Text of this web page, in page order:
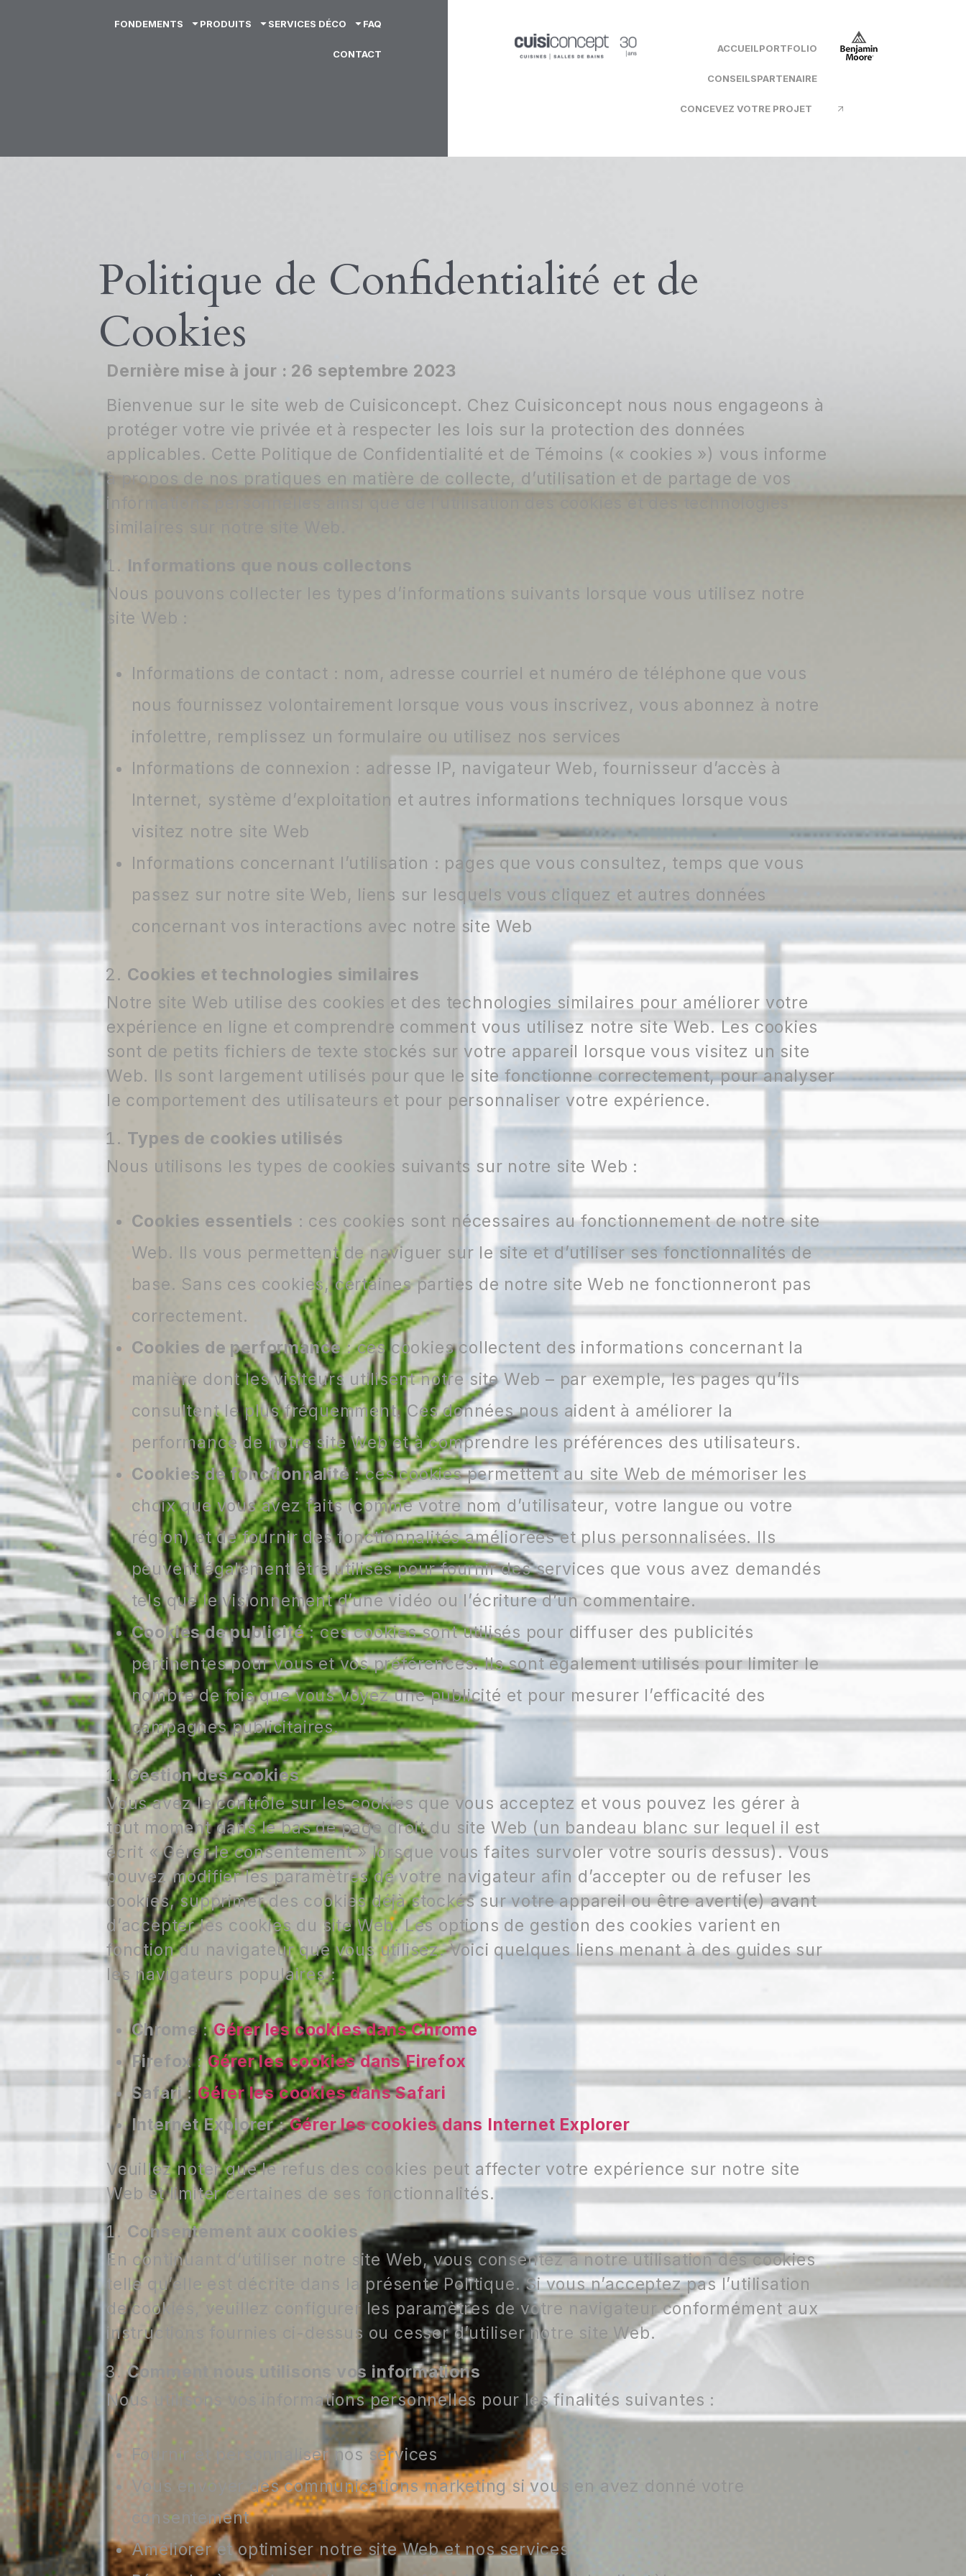
FONDEMENTS PRODUITS SERVICES DÉCO FAQ
CONTACT ACCUEILPORTFOLIO
CONSEILSPARTENAIRE
CONCEVEZ VOTRE PROJET
Politique de Confidentialité et de
Cookies
Dernière mise à jour : 26 septembre 2023
Bienvenue sur le site web de Cuisiconcept. Chez Cuisiconcept nous nous engageons à
protéger votre vie privée et à respecter les lois sur la protection des données
applicables. Cette Politique de Confidentialité et de Témoins (« cookies ») vous informe
à propos de nos pratiques en matière de collecte, d’utilisation et de partage de vos
informations personnelles ainsi que de l’utilisation des cookies et des technologies
similaires sur notre site Web.
Informations que nous collectons
Nous pouvons collecter les types d’informations suivants lorsque vous utilisez notre
site Web :
Informations de contact : nom, adresse courriel et numéro de téléphone que vous
nous fournissez volontairement lorsque vous vous inscrivez, vous abonnez à notre
infolettre, remplissez un formulaire ou utilisez nos services
Informations de connexion : adresse IP, navigateur Web, fournisseur d’accès à
Internet, système d’exploitation et autres informations techniques lorsque vous
visitez notre site Web
Informations concernant l’utilisation : pages que vous consultez, temps que vous
passez sur notre site Web, liens sur lesquels vous cliquez et autres données
concernant vos interactions avec notre site Web
Cookies et technologies similaires
Notre site Web utilise des cookies et des technologies similaires pour améliorer votre
expérience en ligne et comprendre comment vous utilisez notre site Web. Les cookies
sont de petits fichiers de texte stockés sur votre appareil lorsque vous visitez un site
Web. Ils sont largement utilisés pour que le site fonctionne correctement, pour analyser
le comportement des utilisateurs et pour personnaliser votre expérience.
Types de cookies utilisés
Nous utilisons les types de cookies suivants sur notre site Web :
Cookies essentiels : ces cookies sont nécessaires au fonctionnement de notre site
Web. Ils vous permettent de naviguer sur le site et d’utiliser ses fonctionnalités de
base. Sans ces cookies, certaines parties de notre site Web ne fonctionneront pas
correctement.
Cookies de performance: ces cookies collectent des informations concernant la
manière dont les visiteurs utilisent notre site Web – par exemple, les pages qu’ils
consultent le plus fréquemment. Ces données nous aident à améliorer la
performance de notre site Web et à comprendre les préférences des utilisateurs.
Cookies de fonctionnalité: ces cookies permettent au site Web de mémoriser les
choix que vous avez faits (comme votre nom d’utilisateur, votre langue ou votre
région) et de fournir des fonctionnalités améliorées et plus personnalisées. Ils
peuvent également être utilisés pour fournir des services que vous avez demandés
tels que le visionnement d’une vidéo ou l’écriture d’un commentaire.
Cookies de publicité: ces cookies sont utilisés pour diffuser des publicités
pertinentes pour vous et vos préférences. Ils sont également utilisés pour limiter le
nombre de fois que vous voyez une publicité et pour mesurer l’efficacité des
campagnes publicitaires.
Gestion des cookies
Vous avez le contrôle sur les cookies que vous acceptez et vous pouvez les gérer à
tout moment dans le bas de page droit du site Web (un bandeau blanc sur lequel il est
écrit « Gérer le consentement » lorsque vous faites survoler votre souris dessus). Vous
pouvez modifier les paramètres de votre navigateur afin d’accepter ou de refuser les
cookies, supprimer des cookies déjà stockés sur votre appareil ou être averti(e) avant
d’accepter les cookies du site Web. Les options de gestion des cookies varient en
fonction du navigateur que vous utilisez. Voici quelques liens menant à des guides sur
les navigateurs populaires :
Chrome: Gérer les cookies dans Chrome
Firefox: Gérer les cookies dans Firefox
Safari: Gérer les cookies dans Safari
Internet Explorer: Gérer les cookies dans Internet Explorer
Veuillez noter que le refus des cookies peut affecter votre expérience sur notre site
Web et limiter certaines de ses fonctionnalités.
Consentement aux cookies
En continuant d’utiliser notre site Web, vous consentez à notre utilisation des cookies
telle qu’elle est décrite dans la présente Politique. Si vous n’acceptez pas l’utilisation
de cookies, veuillez configurer les paramètres de votre navigateur conformément aux
instructions fournies ci-dessus ou cesser d’utiliser notre site Web.
Comment nous utilisons vos informations
Nous utilisons vos informations personnelles pour les finalités suivantes :
Fournir et personnaliser nos services
Vous envoyer des communications marketing si vous en avez donné votre
consentement
Améliorer et optimiser notre site Web et nos services